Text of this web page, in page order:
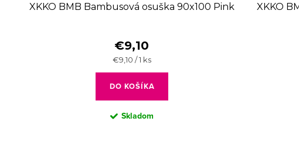
XKKO BMB Bambusová osuška 90x100 Pink
€9,10
Jednotková
cena:
€9,10 / 1 ks
DO KOŠÍKA
Skladom
XKKO